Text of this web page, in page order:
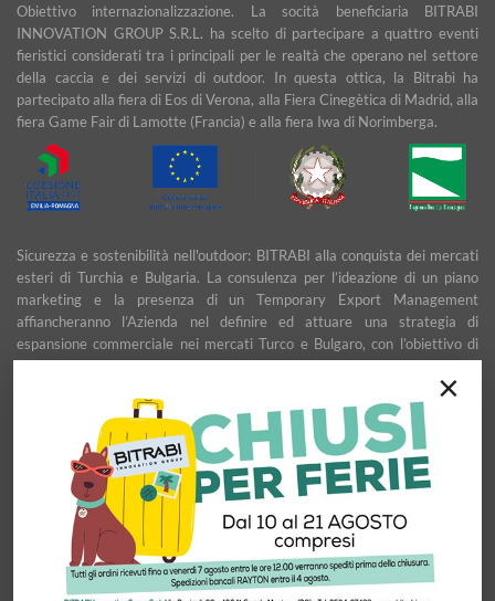
×
Obiettivo internazionalizzazione. La socità beneficiaria BITRABI
INNOVATION GROUP S.R.L. ha scelto di partecipare a quattro eventi
fieristici considerati tra i principali per le realtà che operano nel settore
della caccia e dei servizi di outdoor. In questa ottica, la Bitrabì ha
partecipato alla fiera di Eos di Verona, alla Fiera Cinegètica di Madrid, alla
fiera Game Fair di Lamotte (Francia) e alla fiera Iwa di Norimberga.
Sicurezza e sostenibilità nell'outdoor: BITRABI alla conquista dei mercati
esteri di Turchia e Bulgaria. La consulenza per l’ideazione di un piano
marketing e la presenza di un Temporary Export Management
affiancheranno l’Azienda nel definire ed attuare una strategia di
espansione commerciale nei mercati Turco e Bulgaro, con l’obiettivo di
garantire uno sviluppo stabile e duraturo.